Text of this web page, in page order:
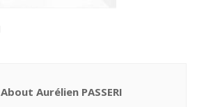
About Aurélien PASSERI